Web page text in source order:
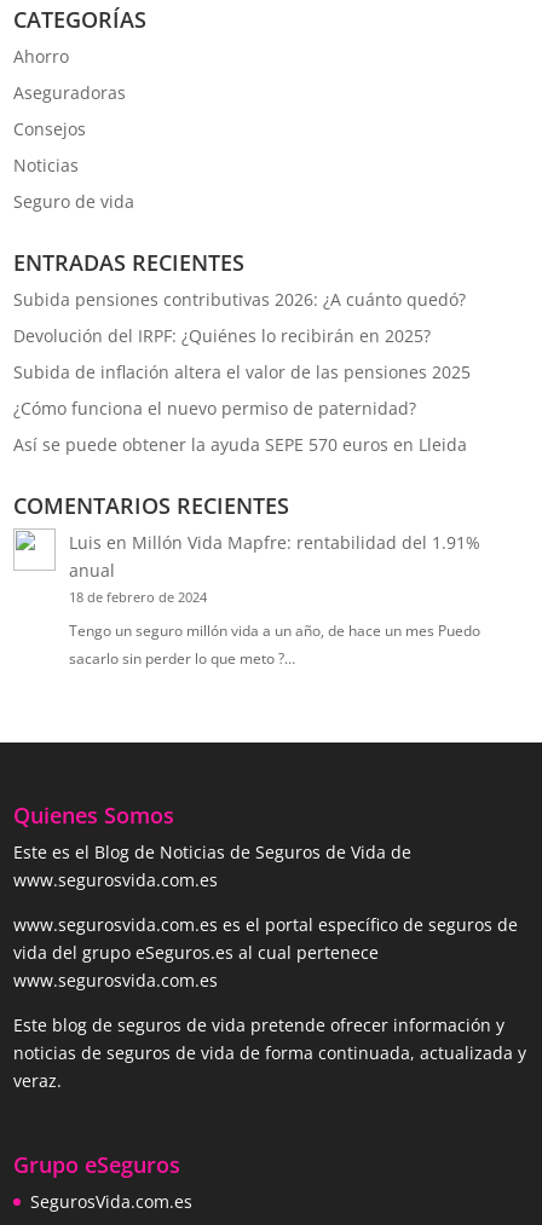
CATEGORÍAS
Ahorro
Aseguradoras
Consejos
Noticias
Seguro de vida
ENTRADAS RECIENTES
Subida pensiones contributivas 2026: ¿A cuánto quedó?
Devolución del IRPF: ¿Quiénes lo recibirán en 2025?
Subida de inflación altera el valor de las pensiones 2025
¿Cómo funciona el nuevo permiso de paternidad?
Así se puede obtener la ayuda SEPE 570 euros en Lleida
COMENTARIOS RECIENTES
Luis en Millón Vida Mapfre: rentabilidad del 1.91%
anual
18 de febrero de 2024
Tengo un seguro millón vida a un año, de hace un mes Puedo
sacarlo sin perder lo que meto ?…
Quienes Somos
Este es el Blog de Noticias de Seguros de Vida de
www.segurosvida.com.es
www.segurosvida.com.es es el portal específico de seguros de
vida del grupo eSeguros.es al cual pertenece
www.segurosvida.com.es
Este blog de seguros de vida pretende ofrecer información y
noticias de seguros de vida de forma continuada, actualizada y
veraz.
Grupo eSeguros
SegurosVida.com.es